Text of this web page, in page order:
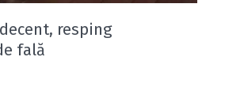
resping
fală